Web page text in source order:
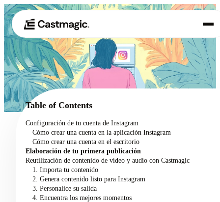
01 Producto
02 Casos de uso
Precios
Acerca de nosotros
Table of Contents
Configuración de tu cuenta de Instagram
Cómo crear una cuenta en la aplicación Instagram
Cómo crear una cuenta en el escritorio
Elaboración de tu primera publicación
Reutilización de contenido de vídeo y audio con Castmagic
1. Importa tu contenido
2. Genera contenido listo para Instagram
3. Personalice su salida
4. Encuentra los mejores momentos